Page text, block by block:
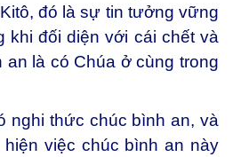
đó là sự tin tưởng vững
khi đối diện với cái chết và
an là có Chúa ở cùng trong
nghi thức chúc bình an, và
việc chúc bình an này